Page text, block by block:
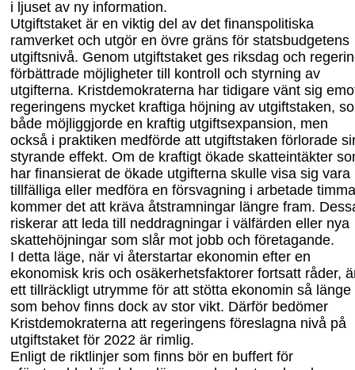
i ljuset av ny information.
Utgiftstaket är en viktig del av det finanspolitiska
ramverket och utgör en övre gräns för statsbudgetens
utgiftsnivå. Genom utgiftstaket ges riksdag och
förbättrade möjligheter till kontroll och styrning av
utgifterna. Kristdemokraterna har tidigare vänt sig
regeringens mycket kraftiga höjning av utgiftstaken,
både möjliggjorde en kraftig utgiftsexpansion, men
också i praktiken medförde att utgiftstaken förlorade
styrande effekt. Om de kraftigt ökade skatteintäkter
har finansierat de ökade utgifterna skulle visa sig vara
tillfälliga eller medföra en försvagning i arbetade
kommer det att kräva åtstramningar längre fram.
riskerar att leda till neddragningar i välfärden eller nya
skattehöjningar som slår mot jobb och företagande.
I detta läge, när vi återstartar ekonomin efter en
ekonomisk kris och osäkerhetsfaktorer fortsatt råder,
ett tillräckligt utrymme för att stötta ekonomin så länge
som behov finns dock av stor vikt. Därför bedömer
Kristdemokraterna att regeringens föreslagna nivå på
utgiftstaket för 2022 är rimlig.
Enligt de riktlinjer som finns bör en buffert för